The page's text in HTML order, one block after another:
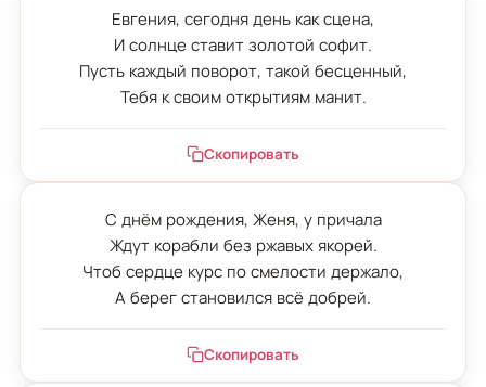
Евгения, сегодня день как сцена,
И солнце ставит золотой софит.
Пусть каждый поворот, такой бесценный,
Тебя к своим открытиям манит.
Скопировать
С днём рождения, Женя, у причала
Ждут корабли без ржавых якорей.
Чтоб сердце курс по смелости держало,
А берег становился всё добрей.
Скопировать